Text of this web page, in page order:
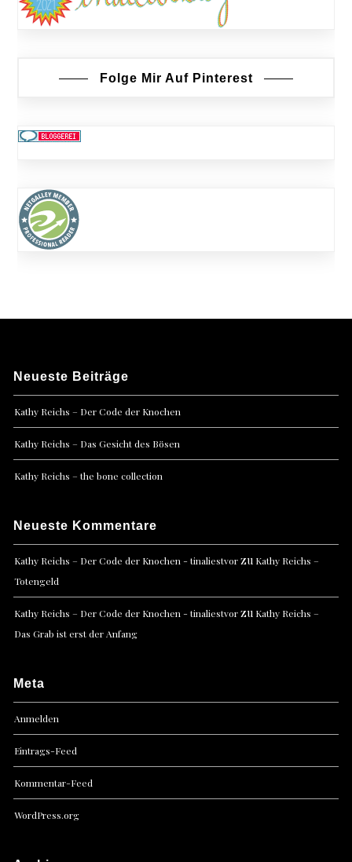
Folge Mir Auf Pinterest
Neueste Beiträge
Kathy Reichs – Der Code der Knochen
Kathy Reichs – Das Gesicht des Bösen
Kathy Reichs – the bone collection
Neueste Kommentare
Kathy Reichs – Der Code der Knochen - tinaliestvorzu Kathy Reichs –
Totengeld
Kathy Reichs – Der Code der Knochen - tinaliestvorzu Kathy Reichs –
Das Grab ist erst der Anfang
Meta
Anmelden
Eintrags-Feed
Kommentar-Feed
WordPress.org